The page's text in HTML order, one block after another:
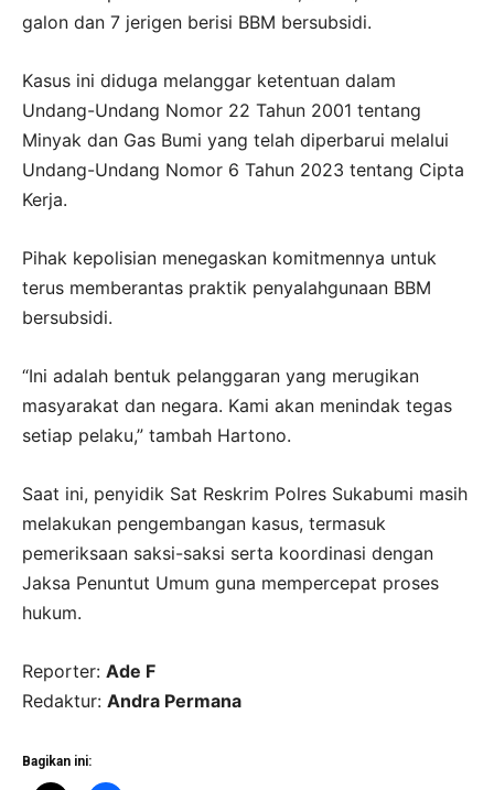
galon dan 7 jerigen berisi BBM bersubsidi.
Kasus ini diduga melanggar ketentuan dalam
Undang-Undang Nomor 22 Tahun 2001 tentang
Minyak dan Gas Bumi yang telah diperbarui melalui
Undang-Undang Nomor 6 Tahun 2023 tentang Cipta
Kerja.
Pihak kepolisian menegaskan komitmennya untuk
terus memberantas praktik penyalahgunaan BBM
bersubsidi.
“Ini adalah bentuk pelanggaran yang merugikan
masyarakat dan negara. Kami akan menindak tegas
setiap pelaku,” tambah Hartono.
Saat ini, penyidik Sat Reskrim Polres Sukabumi masih
melakukan pengembangan kasus, termasuk
pemeriksaan saksi-saksi serta koordinasi dengan
Jaksa Penuntut Umum guna mempercepat proses
hukum.
Reporter: Ade F
Redaktur: Andra Permana
Bagikan ini: